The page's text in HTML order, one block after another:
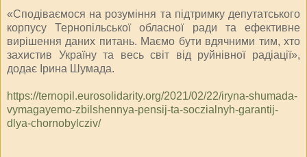
«Сподіваємося на розуміння та підтримку депутатського
корпусу Тернопільської обласної ради та ефективне
вирішення даних питань. Маємо бути вдячними тим, хто
захистив Україну та весь світ від руйнівної радіації»,
додає Ірина Шумада.
https://ternopil.eurosolidarity.org/2021/02/22/iryna-shumada-
vymagayemo-zbilshennya-pensij-ta-soczialnyh-garantij-
dlya-chornobylcziv/